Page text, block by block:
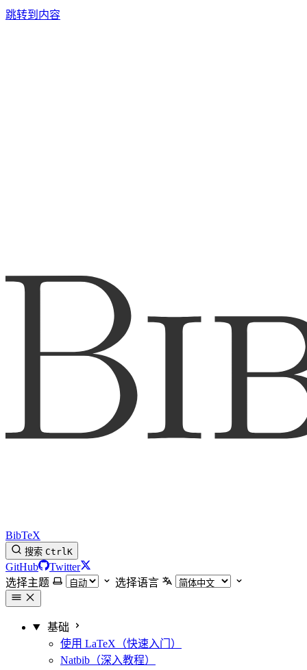
跳转到内容
BibTeX
搜索 CtrlK
GitHub
Twitter
选择主题
选择语言
基础
使用 LaTeX（快速入门）
Natbib（深入教程）